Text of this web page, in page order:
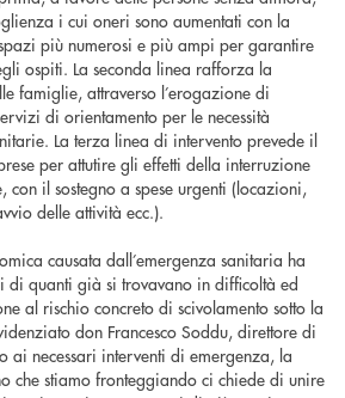
i cui oneri sono aumentati con la
più numerosi e più ampi per garantire
ospiti. La seconda linea rafforza la
famiglie, attraverso l’erogazione di
di orientamento per le necessità
La terza linea di intervento prevede il
per attutire gli effetti della interruzione
con il sostegno a spese urgenti (locazioni,
delle attività ecc.).
causata dall’emergenza sanitaria ha
quanti già si trovavano in difficoltà ed
al rischio concreto di scivolamento sotto la
don Francesco Soddu, direttore di
ai necessari interventi di emergenza, la
che stiamo fronteggiando ci chiede di unire